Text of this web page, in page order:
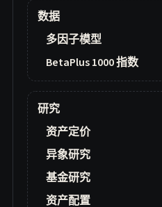
数据
多因子模型
BetaPlus 1000 指数
研究
资产定价
异象研究
基金研究
资产配置